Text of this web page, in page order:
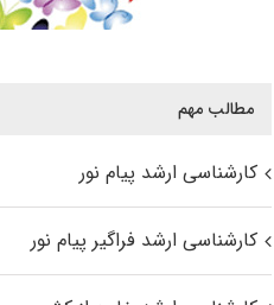
مطالب مهم
کارشناسی ارشد پیام نور
کارشناسی ارشد فراگیر پیام نور